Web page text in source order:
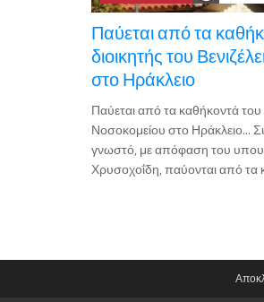
Παύεται από τα
διοικητής του
στο Ηράκλειο
Παύεται από τα καθήκοντά του
Νοσοκομείου στο Ηράκλειο...
γνωστό, με απόφαση του
Χρυσοχοΐδη, παύονται από τα